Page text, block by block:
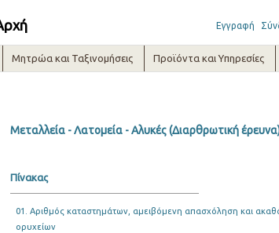
Εγγραφή
Μητρώα και Ταξινομήσεις Προϊόντα και Υπηρεσίες
Μεταλλεία - Λατομεία - Αλυκές (Διαρθρωτική
Πίνακας
01. Αριθμός καταστημάτων, αμειβόμενη απασχόληση και
ορυχείων